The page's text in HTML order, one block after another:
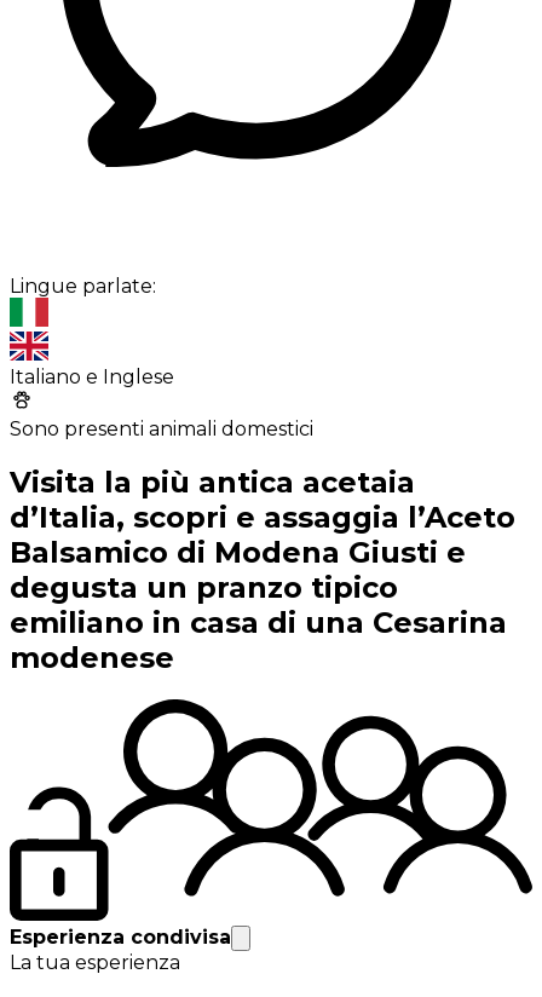
Lingue parlate:
Italiano e Inglese
Sono presenti animali domestici
Visita la più antica acetaia
d’Italia, scopri e assaggia l’Aceto
Balsamico di Modena Giusti e
degusta un pranzo tipico
emiliano in casa di una Cesarina
modenese
Esperienza condivisa
La tua esperienza